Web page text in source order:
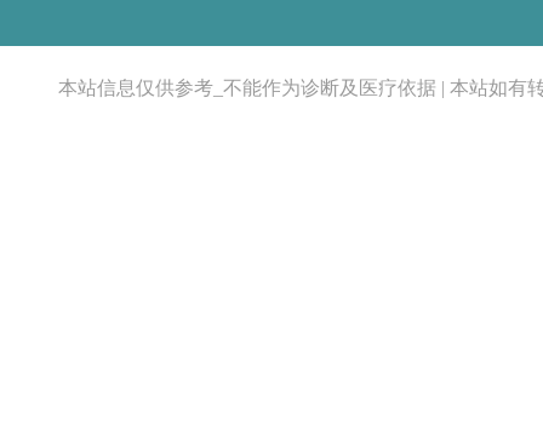
本站信息仅供参考_不能作为诊断及医疗依据 | 本站如